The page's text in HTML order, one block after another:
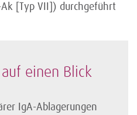
­[Typ VII]) durchgeführt
einen Blick
IgA-Ablagerungen